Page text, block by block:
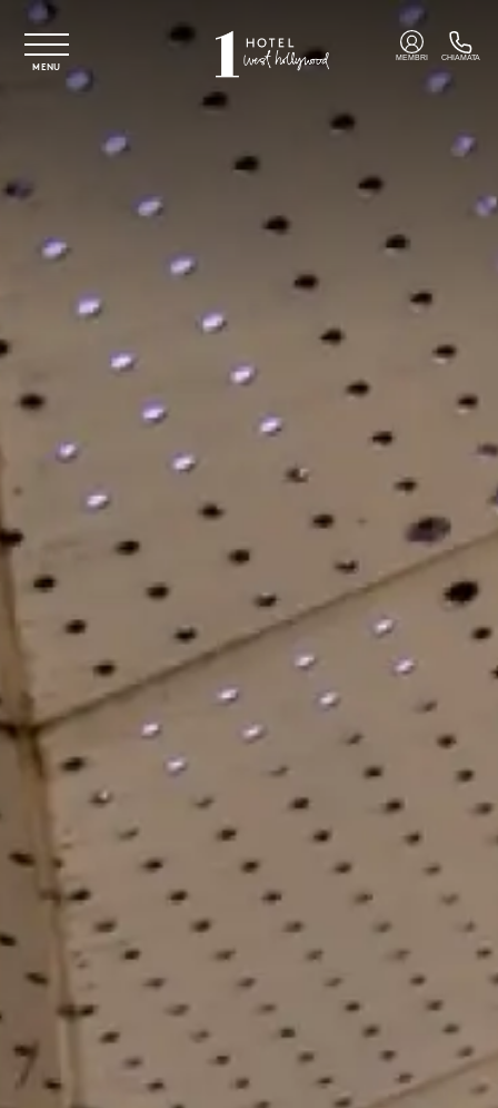
Vai al contenuto principale
MENU
MEMBRI CHIAMATA